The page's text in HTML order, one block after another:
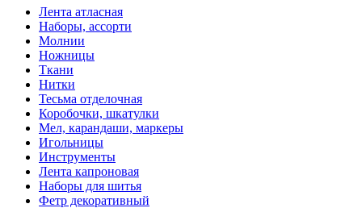
Лента атласная
Наборы, ассорти
Молнии
Ножницы
Ткани
Нитки
Тесьма отделочная
Коробочки, шкатулки
Мел, карандаши, маркеры
Игольницы
Инструменты
Лента капроновая
Наборы для шитья
Фетр декоративный